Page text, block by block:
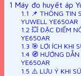
1 Máy đo huyết áp
1.1 📌 THÔNG TIN
YUWELL YE650AR
1.2 💥 ĐẶC ĐIỂM
YE650AR
1.3 🎯 LỢI ÍCH KHI
1.4🧭 HƯỚNG DẪN
YE650AR
1.5 ⚠️ LƯU Ý KHI